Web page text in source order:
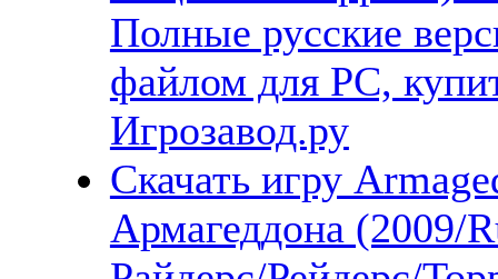
Полные русские
файлом для PC,
Игрозавод.ру
Скачать игру
Армагеддона (2009/